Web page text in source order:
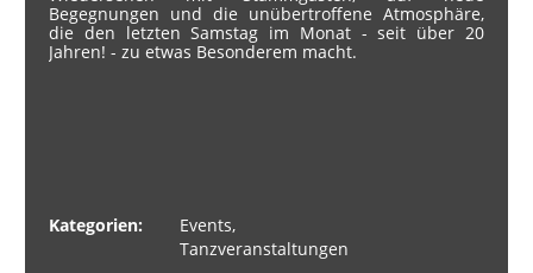
Begegnungen und die unübertroffene Atmosphäre,
die den letzten Samstag im Monat - seit über 20
Jahren! - zu etwas Besonderem macht.
Kategorien:
Events,
Tanzveranstaltungen